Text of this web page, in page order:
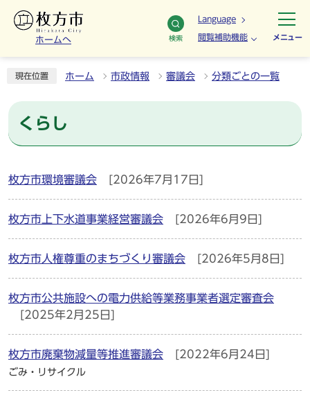
ホームへ 検索
Language
閲覧補助機能 メニュー
現在位置 ホーム 市政情報 審議会 分類ごとの一覧
くらし
枚方市環境審議会 [2026年7月17日]
枚方市上下水道事業経営審議会 [2026年6月9日]
枚方市人権尊重のまちづくり審議会 [2026年5月8日]
枚方市公共施設への電力供給等業務事業者選定審査会
[2025年2月25日]
枚方市廃棄物減量等推進審議会 [2022年6月24日]
ごみ・リサイクル